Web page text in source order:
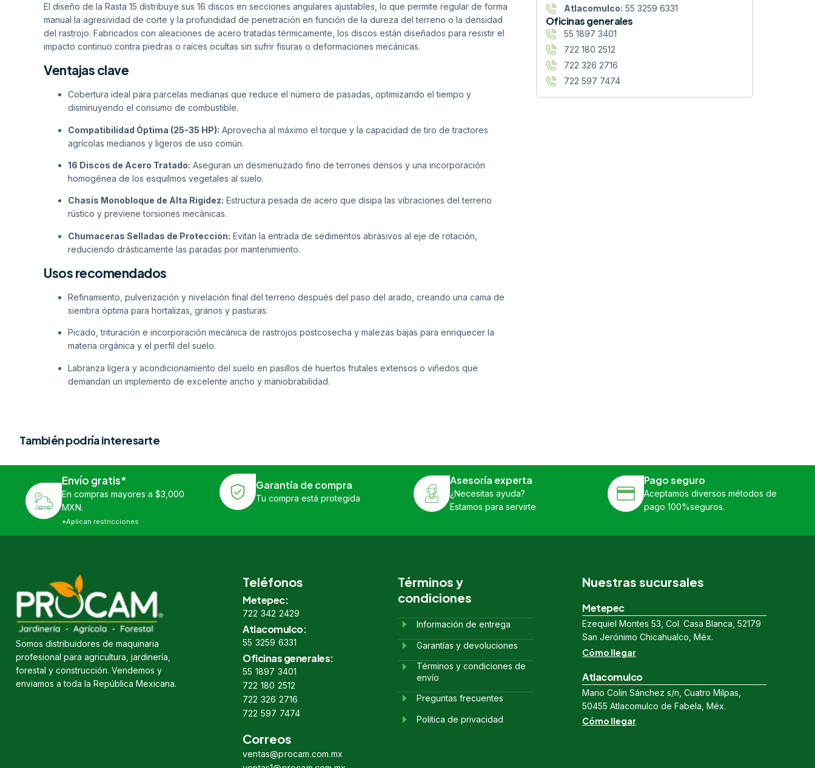
El diseño de la Rasta 15 distribuye sus 16 discos en secciones angulares ajustables, lo que permite regular de forma
manual la agresividad de corte y la profundidad de penetración en función de la dureza del terreno o la densidad
del rastrojo. Fabricados con aleaciones de acero tratadas térmicamente, los discos están diseñados para resistir el
impacto continuo contra piedras o raíces ocultas sin sufrir fisuras o deformaciones mecánicas.
Ventajas clave
Cobertura ideal para parcelas medianas que reduce el número de pasadas, optimizando el tiempo y
disminuyendo el consumo de combustible.
Compatibilidad Óptima (25-35 HP): Aprovecha al máximo el torque y la capacidad de tiro de tractores
agrícolas medianos y ligeros de uso común.
16 Discos de Acero Tratado: Aseguran un desmenuzado fino de terrones densos y una incorporación
homogénea de los esquilmos vegetales al suelo.
Chasis Monobloque de Alta Rigidez: Estructura pesada de acero que disipa las vibraciones del terreno
rústico y previene torsiones mecánicas.
Chumaceras Selladas de Protección: Evitan la entrada de sedimentos abrasivos al eje de rotación,
reduciendo drásticamente las paradas por mantenimiento.
Usos recomendados
Refinamiento, pulverización y nivelación final del terreno después del paso del arado, creando una cama de
siembra óptima para hortalizas, granos y pasturas.
Picado, trituración e incorporación mecánica de rastrojos postcosecha y malezas bajas para enriquecer la
materia orgánica y el perfil del suelo.
Labranza ligera y acondicionamiento del suelo en pasillos de huertos frutales extensos o viñedos que
demandan un implemento de excelente ancho y maniobrabilidad.
Atlacomulco: 55 3259 6331
Oficinas generales
55 1897 3401
722 180 2512
722 326 2716
722 597 7474
También podría interesarte
Envío gratis*
En compras mayores a $3,000
MXN.
*Aplican restricciones
Garantía de compra
Tu compra está protegida
Asesoría experta
¿Necesitas ayuda?
Estamos para servirte
Pago seguro
Aceptamos diversos métodos de
pago 100%seguros.
Somos distribuidores de maquinaria
profesional para agricultura, jardinería,
forestal y construcción. Vendemos y
enviamos a toda la República Mexicana.
Teléfonos
Metepec:
722 342 2429
Atlacomulco:
55 3259 6331
Oficinas generales:
55 1897 3401
722 180 2512
722 326 2716
722 597 7474
Correos
ventas@procam.com.mx
Términos y
condiciones
Información de entrega
Garantías y devoluciones
Términos y condiciones de
envío
Preguntas frecuentes
Politica de privacidad
Nuestras sucursales
Metepec
Ezequiel Montes 53, Col. Casa Blanca, 52179
San Jerónimo Chicahualco, Méx.
Cómo llegar
Atlacomulco
Mario Colin Sánchez s/n, Cuatro Milpas,
50455 Atlacomulco de Fabela, Méx.
Cómo llegar